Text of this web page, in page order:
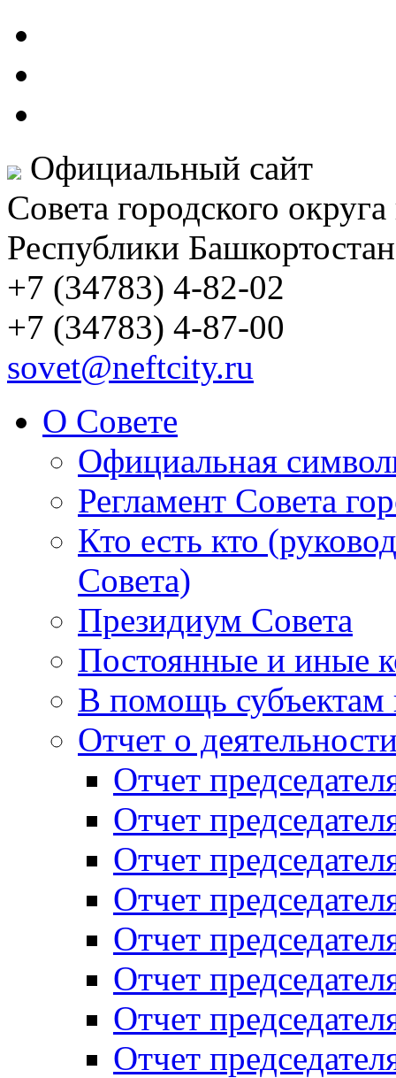
Официальный сайт
Совета городского
Республики Башкортостан
+7 (34783) 4-82-02
+7 (34783) 4-87-00
sovet@neftcity.ru
О Совете
Официальная
Регламент Совета
Кто есть кто
Совета)
Президиум Совета
Постоянные и иные
В помощь субъектам
Отчет о
Отчет
Отчет
Отчет
Отчет
Отчет
Отчет
Отчет
Отчет